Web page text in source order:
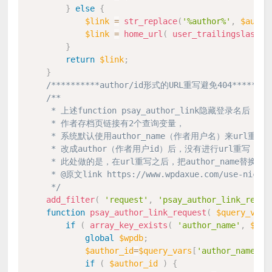
}
else {
$link = str_replace( '%author%' ,
$link = home_url ( user_trailingslashit
}
return $link;
}
/**********author/id形式的URL重写避免
/**
     * 上述function psay_author_link隐藏登录名后
     * 作者存档页链接有2个查询变量，
     * 系统默认使用author_name（作者用户名）来url重写
* 改成author（作者用户id）后，没有进行url重写，
* 此处做的是，在url重写之后，把author_name替换为
* @原文link https://www.wpdaxue.com/use-
     */
add_filter( 'request' ,
function psay_author_link_request (
$query_vars
if
( array_key_exists ( 'author_name' ,
global
$wpdb;
$author_id=$query_vars [ 'author_name'
if
( $author_id )
{